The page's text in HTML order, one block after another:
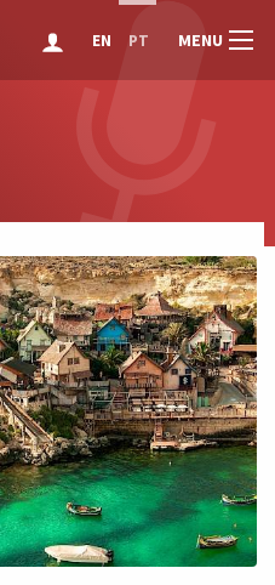
EN PT MENU